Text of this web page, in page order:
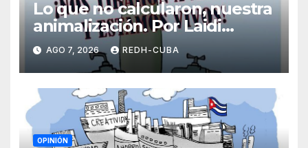
Lo que no calcularon, nuestra
animalización. Por Laidi
Fernández de Juan
AGO 7, 2026 REDH-CUBA
OPINIÓN